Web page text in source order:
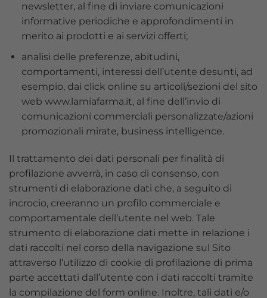
newsletter, al fine di inviare comunicazioni
informative periodiche e approfondimenti in
merito ai prodotti e ai servizi offerti;
analisi delle preferenze, abitudini,
comportamenti, interessi dell’utente desunti, ad
esempio, dai click online su articoli/sezioni del sito
web www.lamiafarma.it, al fine dell’invio di
comunicazioni commerciali personalizzate/azioni
promozionali mirate, business intelligence.
Il trattamento dei dati personali per finalità di
profilazione avverrà, in caso di consenso, con
strumenti di elaborazione dati che, a seguito di
incrocio, creeranno un profilo commerciale e
comportamentale dell’utente nel web. Tale
strumento di elaborazione dati mette in relazione i
dati raccolti nel corso della navigazione sul Sito
attraverso l’utilizzo di cookie di profilazione di prima
parte accettati dall’utente con i dati raccolti tramite
la compilazione del form online. Inoltre, tali dati e/o